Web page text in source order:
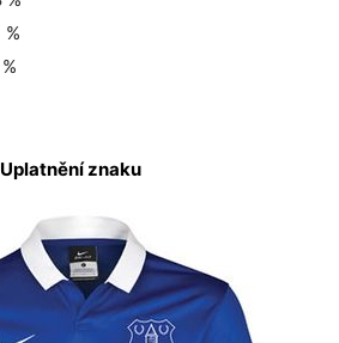
%
Uplatnění znaku